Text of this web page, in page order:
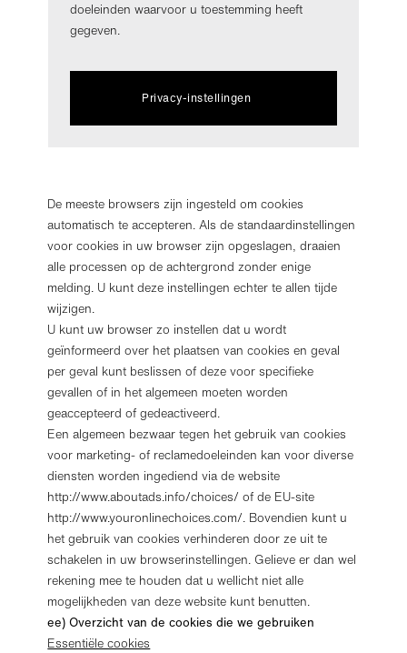
doeleinden waarvoor u toestemming heeft
gegeven.
Privacy-instellingen
De meeste browsers zijn ingesteld om cookies
automatisch te accepteren. Als de standaardinstellingen
voor cookies in uw browser zijn opgeslagen, draaien
alle processen op de achtergrond zonder enige
melding. U kunt deze instellingen echter te allen tijde
wijzigen.
U kunt uw browser zo instellen dat u wordt
geïnformeerd over het plaatsen van cookies en geval
per geval kunt beslissen of deze voor specifieke
gevallen of in het algemeen moeten worden
geaccepteerd of gedeactiveerd.
Een algemeen bezwaar tegen het gebruik van cookies
voor marketing- of reclamedoeleinden kan voor diverse
diensten worden ingediend via de website
http://www.aboutads.info/choices/ of de EU-site
http://www.youronlinechoices.com/. Bovendien kunt u
het gebruik van cookies verhinderen door ze uit te
schakelen in uw browserinstellingen. Gelieve er dan wel
rekening mee te houden dat u wellicht niet alle
mogelijkheden van deze website kunt benutten.
ee) Overzicht van de cookies die we gebruiken
Essentiële cookies